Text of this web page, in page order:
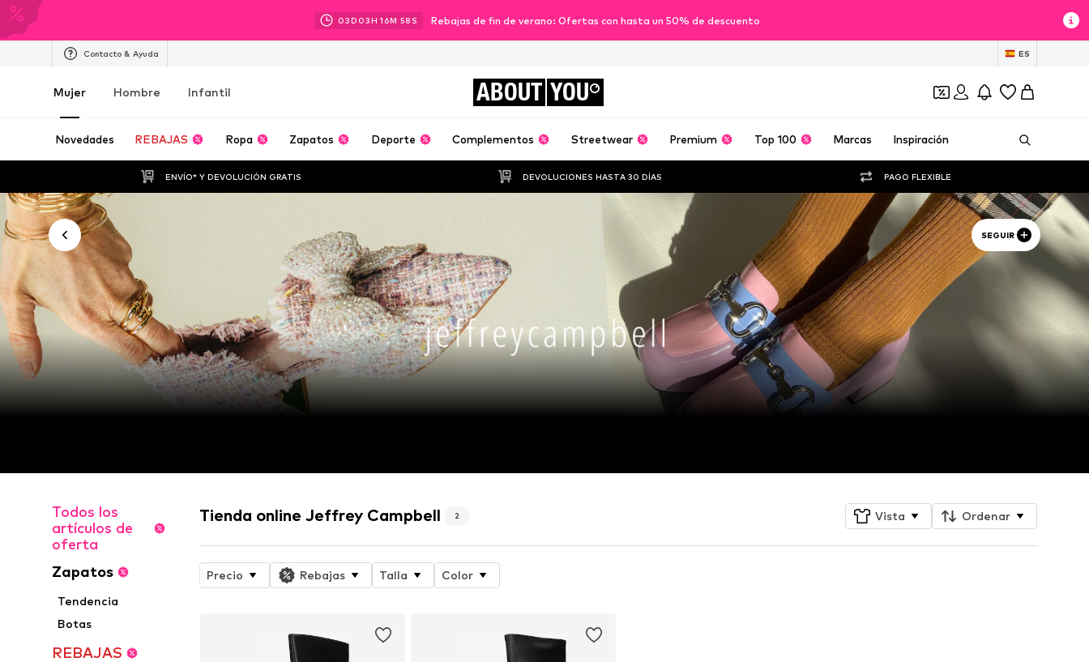
03D 03H 16M 57 S Rebajas de fin de verano: Ofertas con hasta un 50% de descuento
Contacto & Ayuda ES
Mujer Hombre Infantil ABOUT YOU
Novedades REBAJAS Ropa Zapatos Deporte Complementos Streetwear Premium Top 100 Marcas Inspiración
ENVÍO* Y DEVOLUCIÓN GRATIS DEVOLUCIONES HASTA 30 DÍAS PAGO FLEXIBLE
SEGUIR
Todos los
artículos de
oferta
Zapatos
Tendencia
Botas
REBAJAS
Tienda online Jeffrey Campbell 2 Vista Ordenar
Precio Rebajas Talla Color